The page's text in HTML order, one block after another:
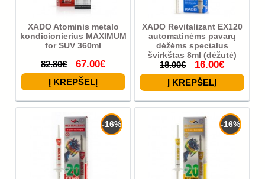
XADO Atominis metalo
kondicionierius MAXIMUM
for SUV 360ml
82.80€ 67.00€
XADO Revitalizant EX120
automatinėms pavarų
dėžėms specialus
švirkštas 8ml (dėžutė)
18.00€ 16.00€
-16% -16%